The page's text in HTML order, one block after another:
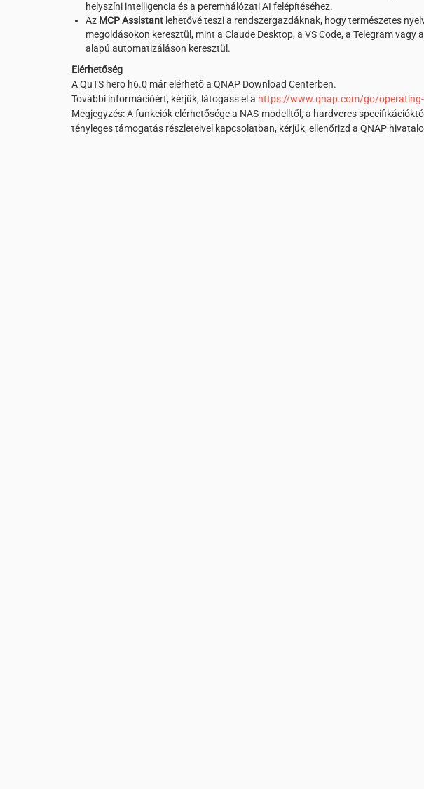
helyszíni intelligencia és a peremhálózati AI felépítéséhez.
Az MCP Assistant lehetővé teszi a rendszergazdáknak, hogy természetes
megoldásokon keresztül, mint a Claude Desktop, a VS Code, a Telegram vagy
alapú automatizáláson keresztül.
Elérhetőség
A QuTS hero h6.0 már elérhető a QNAP Download Centerben.
További információért, kérjük, látogass el a https://www.qnap.com/go/
Megjegyzés: A funkciók elérhetősége a NAS-modelltől, a hardveres
tényleges támogatás részleteivel kapcsolatban, kérjük, ellenőrizd a QNAP